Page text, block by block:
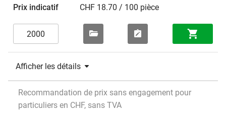
CHF 18.70 / 100 pièce
Afficher les détails
Recommandation de prix sans engagement pour
particuliers en CHF, sans TVA